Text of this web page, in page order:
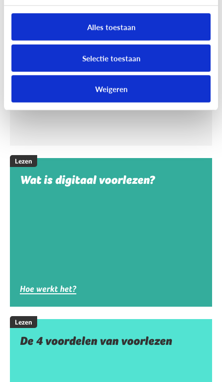
Alles toestaan
Selectie toestaan
Weigeren
Lezen
Wat is digitaal voorlezen?
Hoe werkt het?
Lezen
De 4 voordelen van voorlezen